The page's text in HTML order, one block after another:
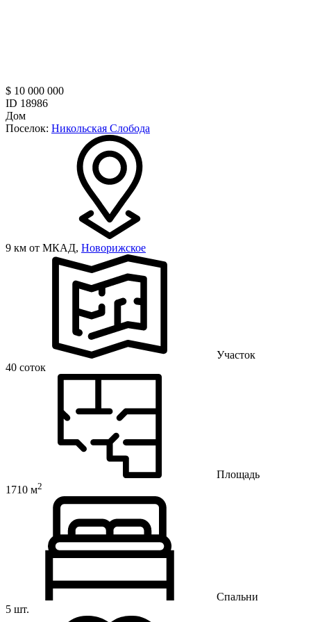
$ 10 000 000
ID 18986
Дом
Поселок: Никольская Слобода
9 км от МКАД, Новорижское
Участок
40 соток
Площадь
1710 м2
Спальни
5 шт.